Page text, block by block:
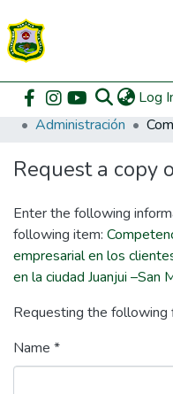
Log
Communities &
All of DSpace
DSpace Statistics
Home Pregrado
Administración
Request a copy
Enter the following
following item:
empresarial en los
en la ciudad Juanjui –San
Requesting the following
Name *